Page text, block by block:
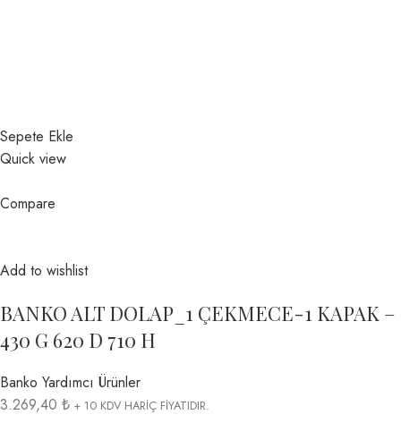
Sepete Ekle
Quick view
Compare
Add to wishlist
BANKO ALT DOLAP_1 ÇEKMECE-1 KAPAK –
430 G 620 D 710 H
Banko Yardımcı Ürünler
3.269,40 ₺ + 10 KDV HARİÇ FİYATIDIR.